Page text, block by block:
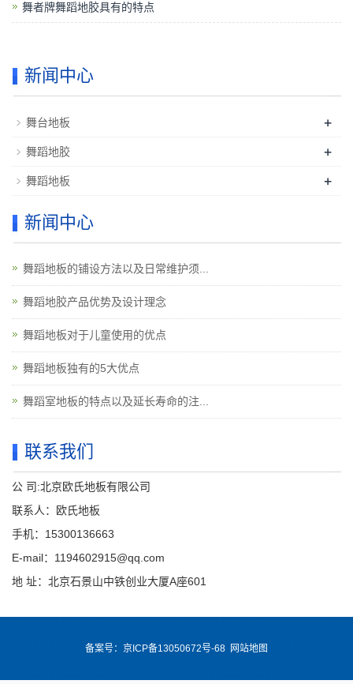
舞者牌舞蹈地胶具有的特点
新闻中心
舞台地板 +
舞蹈地胶 +
舞蹈地板 +
新闻中心
舞蹈地板的铺设方法以及日常维护须...
舞蹈地胶产品优势及设计理念
舞蹈地板对于儿童使用的优点
舞蹈地板独有的5大优点
舞蹈室地板的特点以及延长寿命的注...
联系我们
公 司:北京欧氏地板有限公司
联系人：欧氏地板
手机：15300136663
E-mail：1194602915@qq.com
地 址：北京石景山中铁创业大厦A座601
备案号： 京ICP备13050672号-68 网站地图